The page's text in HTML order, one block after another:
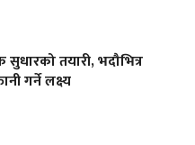
सुधारको तयारी, भदौभित्र
गर्ने लक्ष्य